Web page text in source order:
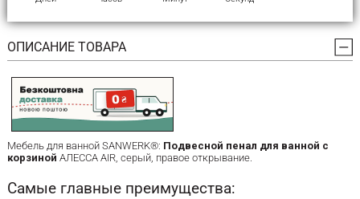
ОПИСАНИЕ ТОВАРА
Мебель для ванной SANWERK®: Подвесной пенал для ванной с
корзиной АЛЕССА AIR, серый, правое открывание.
Самые главные преимущества: